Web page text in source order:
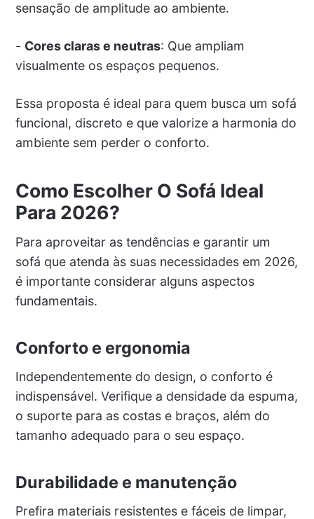
sensação de amplitude ao ambiente.
- Cores claras e neutras: Que ampliam
visualmente os espaços pequenos.
Essa proposta é ideal para quem busca um sofá
funcional, discreto e que valorize a harmonia do
ambiente sem perder o conforto.
Como Escolher O Sofá Ideal
Para 2026?
Para aproveitar as tendências e garantir um
sofá que atenda às suas necessidades em 2026,
é importante considerar alguns aspectos
fundamentais.
Conforto e ergonomia
Independentemente do design, o conforto é
indispensável. Verifique a densidade da espuma,
o suporte para as costas e braços, além do
tamanho adequado para o seu espaço.
Durabilidade e manutenção
Prefira materiais resistentes e fáceis de limpar,